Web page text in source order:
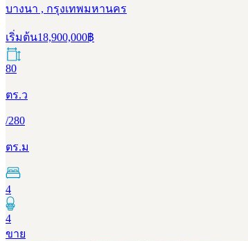
บางนา , กรุงเทพมหานคร
เริ่มต้น18,900,000฿
80
ตร.ว
/280
ตร.ม
4
4
ขาย